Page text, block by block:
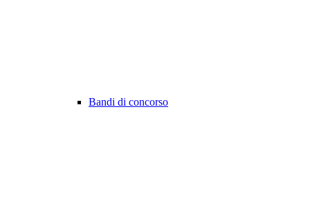
Bandi di concorso